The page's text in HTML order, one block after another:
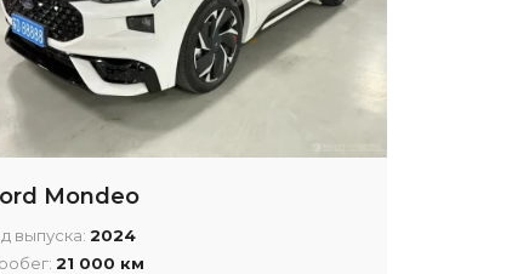
Mondeo
выпуска:2024
21 000 км